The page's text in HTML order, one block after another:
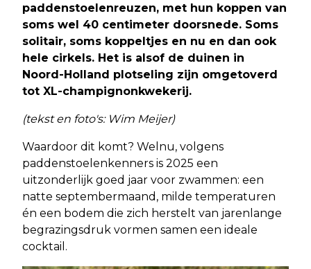
paddenstoelenreuzen, met hun koppen van
soms wel 40 centimeter doorsnede. Soms
solitair, soms koppeltjes en nu en dan ook
hele cirkels. Het is alsof de duinen in
Noord-Holland plotseling zijn omgetoverd
tot XL-champignonkwekerij.
(tekst en foto's: Wim Meijer)
Waardoor dit komt? Welnu, volgens
paddenstoelenkenners is 2025 een
uitzonderlijk goed jaar voor zwammen: een
natte septembermaand, milde temperaturen
én een bodem die zich herstelt van jarenlange
begrazingsdruk vormen samen een ideale
cocktail.